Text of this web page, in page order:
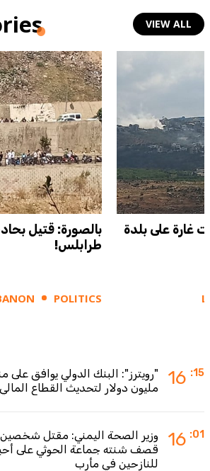
VIEW ALL
بالصورة: قتيل
طرابلس!
POLITICS
غارة على بلدة
16 :15
مليون دولار لتحديث القطاع
16 :01
قصف شنته جماعة الحوثي على
للنازحين في مأرب